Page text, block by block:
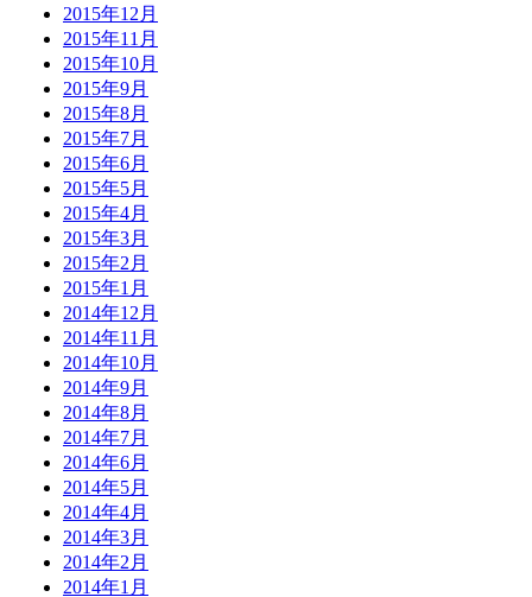
2015年12月
2015年11月
2015年10月
2015年9月
2015年8月
2015年7月
2015年6月
2015年5月
2015年4月
2015年3月
2015年2月
2015年1月
2014年12月
2014年11月
2014年10月
2014年9月
2014年8月
2014年7月
2014年6月
2014年5月
2014年4月
2014年3月
2014年2月
2014年1月